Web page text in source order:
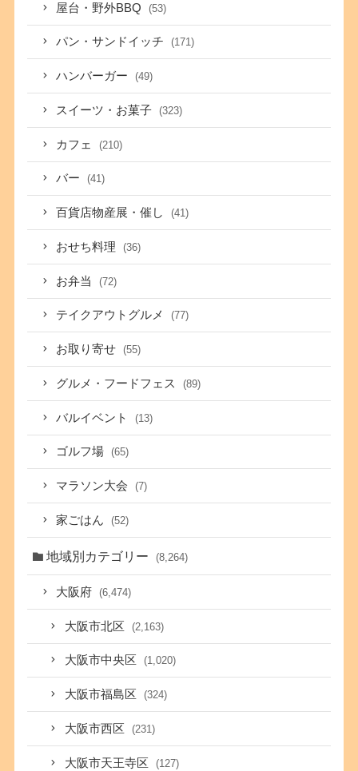
屋台・野外BBQ (53)
パン・サンドイッチ (171)
ハンバーガー (49)
スイーツ・お菓子 (323)
カフェ (210)
バー (41)
百貨店物産展・催し (41)
おせち料理 (36)
お弁当 (72)
テイクアウトグルメ (77)
お取り寄せ (55)
グルメ・フードフェス (89)
バルイベント (13)
ゴルフ場 (65)
マラソン大会 (7)
家ごはん (52)
地域別カテゴリー (8,264)
大阪府 (6,474)
大阪市北区 (2,163)
大阪市中央区 (1,020)
大阪市福島区 (324)
大阪市西区 (231)
大阪市天王寺区 (127)